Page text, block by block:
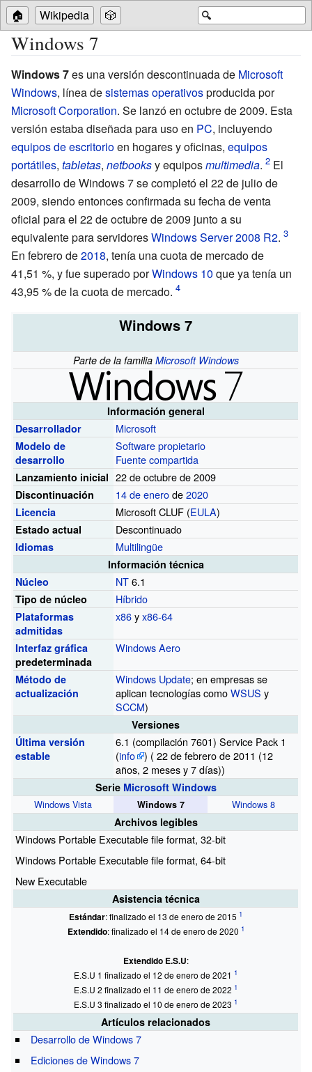
🔍
🏠 Wikipedia 🎲
Windows 7
Windows 7es una versión descontinuada de Microsoft
Windows, línea desistemas operativosproducida por
Microsoft Corporation. Se lanzó en octubre de 2009. Esta
versión estaba diseñada para uso en PC, incluyendo
equipos de escritorioen hogares y oficinas, equipos
portátiles, tabletas, netbooksy equiposmultimedia.
El
desarrollo de Windows 7 se completó el 22 de julio de
2009, siendo entonces confirmada su fecha de venta
oficial para el 22 de octubre de 2009 junto a su
equivalente para servidoresWindows Server 2008 R2.
En febrero de2018, tenía una cuota de mercado de
41,51 %, y fue superado porWindows 10 que ya tenía un
43,95% de la cuota de mercado.
Windows 7
Parte de la familia Microsoft Windows
Información general
Desarrollador
Microsoft
Modelo de
desarrollo
Software propietario
Fuente compartida
Lanzamiento inicial 22 de octubre de 2009
Discontinuación 14 de enerode2020
Licencia Microsoft CLUF (EULA)
Estado actual Descontinuado
Idiomas Multilingüe
Información técnica
Núcleo
NT6.1
Tipo de núcleo Híbrido
Plataformas
admitidas
x86yx86-64
Interfaz gráfica
predeterminada
Windows Aero
Método de
actualización
Windows Update; en empresas se
aplican tecnologías comoWSUS y
SCCM)
Versiones
Última versión
estable
6.1 (compilación 7601) Service Pack 1
(info ) ( 22 de febrero de 2011 (12
años, 2 mesesy7 días))
Serie Microsoft Windows
Windows Vista Windows 7 Windows 8
Archivos legibles
Windows Portable Executable file format, 32-bit
Windows Portable Executable file format, 64-bit
New Executable
Asistencia técnica
Estándar: finalizado el 13 de enero de 2015
Extendido: finalizado el 14 de enero de 2020
Extendido E.S.U:
E.S.U 1 finalizado el 12 de enero de 2021
E.S.U 2 finalizado el 11 de enero de 2022
E.S.U 3 finalizado el 10 de enero de 2023
Artículos relacionados
Desarrollo de Windows 7
Ediciones de Windows 7